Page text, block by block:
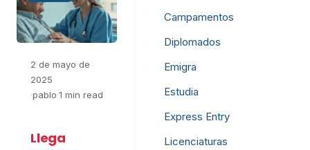
2 de mayo de
2025
·pablo·1 min read
Llega
Campamentos
Diplomados
Emigra
Estudia
Express Entry
Licenciaturas